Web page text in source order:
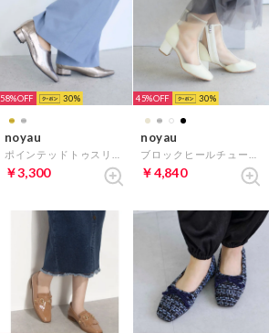
58% 30
noyau
￥3,300
45% 30
noyau
￥4,840